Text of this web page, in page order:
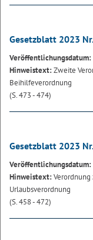
Gesetzblatt 2023
Veröffentlichungsdatum:
Hinweistext:Zweite
Beihilfeverordnung
(S. 473 - 474)
Gesetzblatt 2023
Veröffentlichungsdatum:
Hinweistext:
Urlaubsverordnung
(S. 458 - 472)